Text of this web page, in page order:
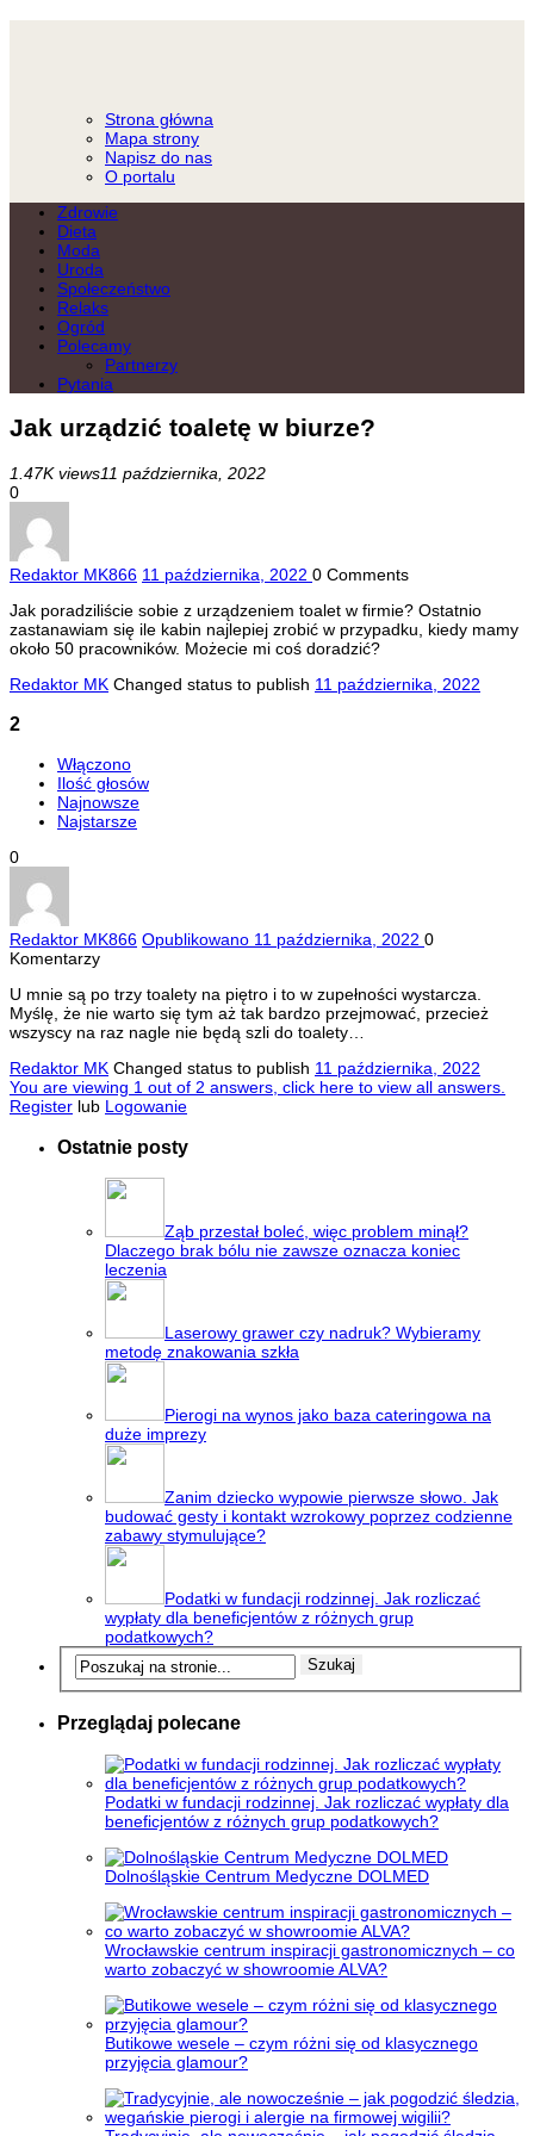
Strona główna
Mapa strony
Napisz do nas
O portalu
Zdrowie
Dieta
Moda
Uroda
Społeczeństwo
Relaks
Ogród
Polecamy
Partnerzy
Pytania
Jak urządzić toaletę w biurze?
1.47K views11 października, 2022
0
Redaktor MK866 11 października, 2022 0 Comments
Jak poradziliście sobie z urządzeniem toalet w firmie? Ostatnio
zastanawiam się ile kabin najlepiej zrobić w przypadku, kiedy mamy
około 50 pracowników. Możecie mi coś doradzić?
Redaktor MK Changed status to publish 11 października, 2022
2
Włączono
Ilość głosów
Najnowsze
Najstarsze
0
Redaktor MK866 Opublikowano 11 października, 2022 0
Komentarzy
U mnie są po trzy toalety na piętro i to w zupełności wystarcza.
Myślę, że nie warto się tym aż tak bardzo przejmować, przecież
wszyscy na raz nagle nie będą szli do toalety…
Redaktor MK Changed status to publish 11 października, 2022
You are viewing 1 out of 2 answers, click here to view all answers.
Register lub Logowanie
Ostatnie posty
Ząb przestał boleć, więc problem minął?
Dlaczego brak bólu nie zawsze oznacza koniec
leczenia
Laserowy grawer czy nadruk? Wybieramy
metodę znakowania szkła
Pierogi na wynos jako baza cateringowa na
duże imprezy
Zanim dziecko wypowie pierwsze słowo. Jak
budować gesty i kontakt wzrokowy poprzez codzienne
zabawy stymulujące?
Podatki w fundacji rodzinnej. Jak rozliczać
wypłaty dla beneficjentów z różnych grup
podatkowych?
Przeglądaj polecane
Podatki w fundacji rodzinnej. Jak rozliczać wypłaty dla
beneficjentów z różnych grup podatkowych?
Dolnośląskie Centrum Medyczne DOLMED
Wrocławskie centrum inspiracji gastronomicznych – co
warto zobaczyć w showroomie ALVA?
Butikowe wesele – czym różni się od klasycznego
przyjęcia glamour?